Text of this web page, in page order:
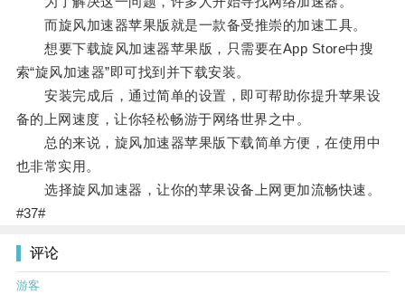
而旋风加速器苹果版就是一款备受推崇的加速工具。
想要下载旋风加速器苹果版，只需要在App Store中搜
索“旋风加速器”即可找到并下载安装。
安装完成后，通过简单的设置，即可帮助你提升苹果设
备的上网速度，让你轻松畅游于网络世界之中。
总的来说，旋风加速器苹果版下载简单方便，在使用中
也非常实用。
选择旋风加速器，让你的苹果设备上网更加流畅快速。
#37#
评论
游客